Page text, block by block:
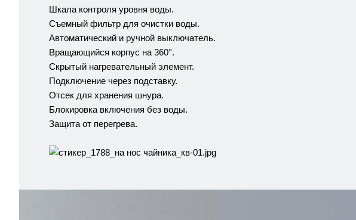
Шкала контроля уровня воды.
Съемный фильтр для очистки воды.
Автоматический и ручной выключатель.
Вращающийся корпус на 360°.
Скрытый нагревательный элемент.
Подключение через подставку.
Отсек для хранения шнура.
Блокировка включения без воды.
Защита от перегрева.